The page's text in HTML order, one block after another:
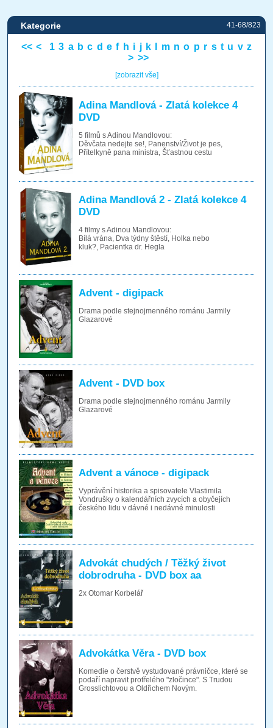
Kategorie 41-68/823
<< < 1 3 a b c d e f h i j k m n o p r s t u v z
> >>
[zobrazit vše]
Adina Mandlová - Zlatá kolekce 4
DVD
5 filmů s Adinou Mandlovou:
Děvčata nedejte se!, Panenství/Život je pes,
Přítelkyně pana ministra, Šťastnou cestu
Adina Mandlová 2 - Zlatá kolekce 4
DVD
4 filmy s Adinou Mandlovou:
Bílá vrána, Dva týdny štěstí, Holka nebo
kluk?, Pacientka dr. Hegla
Advent - digipack
Drama podle stejnojmenného románu Jarmily
Glazarové
Advent - DVD box
Drama podle stejnojmenného románu Jarmily
Glazarové
Advent a vánoce - digipack
Vyprávění historika a spisovatele Vlastimila
Vondrušky o kalendářních zvycích a obyčejích
českého lidu v dávné i nedávné minulosti
Advokát chudých / Těžký život
dobrodruha - DVD box aa
2x Otomar Korbelář
Advokátka Věra - DVD box
Komedie o čerstvě vystudované právničce, které se
podaří napravit protřelého "zločince". S Trudou
Grosslichtovou a Oldřichem Novým.